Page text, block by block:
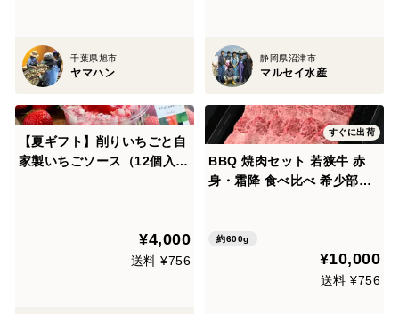
千葉県旭市
ヤマハン
静岡県沼津市
マルセイ水産
【夏ギフト】削りいちごと自
家製いちごソース（12個入
¥4,000
送料 ¥756
すぐに出荷
BBQ 焼肉セット 若狭牛 赤
身・霜降 食べ比べ 希少部位
肉 食べ比べ セット 【夏ギフ
約600g
¥10,000
送料 ¥756